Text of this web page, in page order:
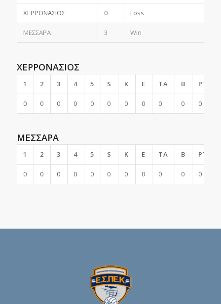
ΧΕΡΡΟΝΑΣΙΟΣ 0 Loss
ΜΕΣΣΑΡΑ 3 Win
ΧΕΡΡΟΝΑΣΙΟΣ
1 2 3 4 5 S K E TA B PTS
0 0 0 0 0 0 0 0 0 0 0
ΜΕΣΣΑΡΑ
1 2 3 4 5 S K E TA B PTS
0 0 0 0 0 0 0 0 0 0 0